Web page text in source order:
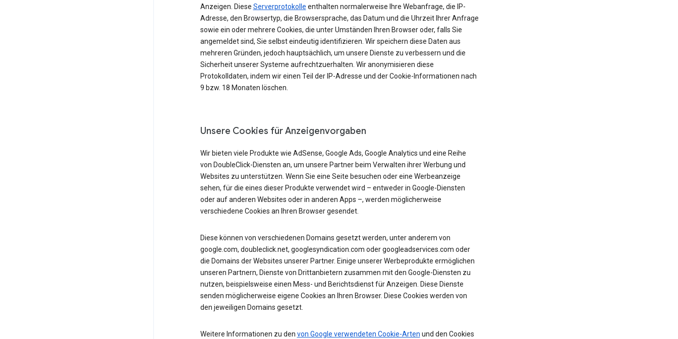
Anzeigen. Diese Serverprotokolle enthalten normalerweise Ihre Webanfrage, die IP-
Adresse, den Browsertyp, die Browsersprache, das Datum und die Uhrzeit Ihrer Anfrage
sowie ein oder mehrere Cookies, die unter Umständen Ihren Browser oder, falls Sie
angemeldet sind, Sie selbst eindeutig identifizieren. Wir speichern diese Daten aus
mehreren Gründen, jedoch hauptsächlich, um unsere Dienste zu verbessern und die
Sicherheit unserer Systeme aufrechtzuerhalten. Wir anonymisieren diese
Protokolldaten, indem wir einen Teil der IP-Adresse und der Cookie-Informationen nach
9 bzw. 18 Monaten löschen.
Unsere Cookies für Anzeigenvorgaben
Wir bieten viele Produkte wie AdSense, Google Ads, Google Analytics und eine Reihe
von DoubleClick-Diensten an, um unsere Partner beim Verwalten ihrer Werbung und
Websites zu unterstützen. Wenn Sie eine Seite besuchen oder eine Werbeanzeige
sehen, für die eines dieser Produkte verwendet wird – entweder in Google-Diensten
oder auf anderen Websites oder in anderen Apps –, werden möglicherweise
verschiedene Cookies an Ihren Browser gesendet.
Diese können von verschiedenen Domains gesetzt werden, unter anderem von
google.com, doubleclick.net, googlesyndication.com oder googleadservices.com oder
die Domains der Websites unserer Partner. Einige unserer Werbeprodukte ermöglichen
unseren Partnern, Dienste von Drittanbietern zusammen mit den Google-Diensten zu
nutzen, beispielsweise einen Mess- und Berichtsdienst für Anzeigen. Diese Dienste
senden möglicherweise eigene Cookies an Ihren Browser. Diese Cookies werden von
den jeweiligen Domains gesetzt.
Weitere Informationen zu den von Google verwendeten Cookie-Arten und den Cookies